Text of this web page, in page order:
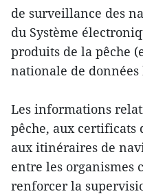
de surveillance des
du Système
produits de la pêche
nationale de
Les informations
pêche, aux certificats
aux itinéraires de
entre les organismes
renforcer la